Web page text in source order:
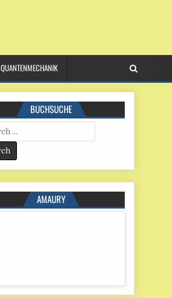
QUANTENMECHANIK
BUCHSUCHE
AMAURY